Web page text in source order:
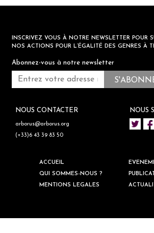
INSCRIVEZ VOUS À NOTRE NEWSLETTER POUR
NOS ACTIONS POUR L’ÉGALITÉ DES GENRES À
Abonnez-vous à notre newsletter
NOUS CONTACTER
arborus@arborus.org
(+33)6 43 39 83 50
NOUS
ACCUEIL
QUI SOMMES-NOUS ?
MENTIONS LEGALES